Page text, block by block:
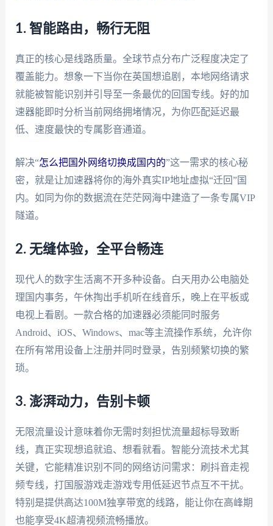
1. 智能路由，畅行无阻
真正的核心是线路质量。全球节点分布广泛程度决定了
覆盖能力。想象一下当你在英国想追剧，本地网络请求
就能被智能识别并引导至一条最优的回国专线。好的加
速器能即时分析当前网络拥堵情况，为你匹配延迟最
低、速度最快的专属影音通道。
解决“怎么把国外网络切换成国内的”这一需求的核心秘
密，就是让加速器将你的海外真实IP地址虚拟“迁回”国
内。如同为你的数据流在茫茫网海中建造了一条专属VIP
隧道。
2. 无缝体验，全平台畅连
现代人的数字生活离不开多种设备。白天用办公电脑处
理国内事务，午休掏出手机听在线音乐，晚上在平板或
电视上看剧。一款合格的加速器必须能同时服务
Android、iOS、Windows、mac等主流操作系统，允许你
在所有常用设备上注册并同时登录，告别频繁切换的繁
琐。
3. 澎湃动力，告别卡顿
无限流量设计意味着你无需时刻担忧流量超标导致断
线，真正实现想追就追、想看就看。智能分流技术尤其
关键，它能精准识别不同的网络访问需求：刷抖音走视
频专线，打国服游戏走游戏专用低延迟节点互不干扰。
特别是提供高达100M独享带宽的线路，能让你在高峰期
也能享受4K超清视频流畅播放。